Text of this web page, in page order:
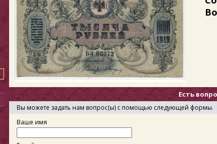
Есть
Вы можете задать нам вопрос(ы) с помощью следующей формы.
Ваше имя